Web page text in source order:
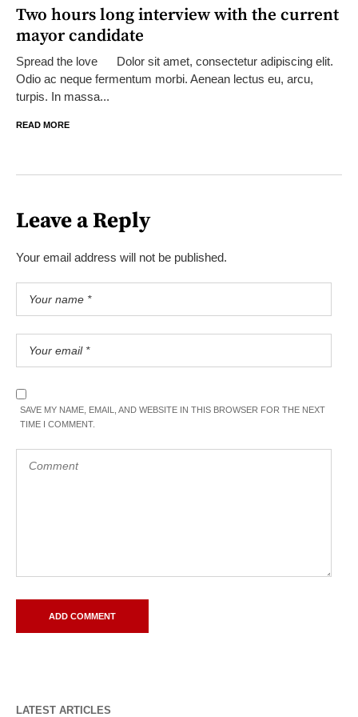
Two hours long interview with the current
mayor candidate
Spread the love Dolor sit amet, consectetur adipiscing elit.
Odio ac neque fermentum morbi. Aenean lectus eu, arcu,
turpis. In massa...
READ MORE
Leave a Reply
Your email address will not be published.
SAVE MY NAME, EMAIL, AND WEBSITE IN THIS BROWSER FOR THE NEXT
TIME I COMMENT.
LATEST ARTICLES